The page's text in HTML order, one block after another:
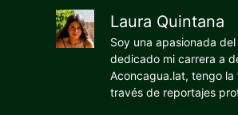
Laura Quintana
Soy una apasionada
dedicado mi carrera a
Aconcagua.lat, tengo
través de reportajes